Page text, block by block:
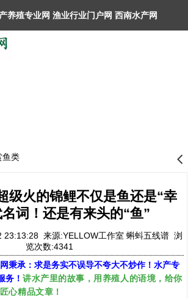
养殖专业网 渔业行业门户网 ​西南水产网
水花网，欢迎光临！
鱼类 󰊒
级火的锦鲤不仅是鱼还是“幸
词！还是有来头的“鱼”
23:13:28 来源:YELLOW工作室 蝌蚪五线谱 浏
览次数:4341
秉承：求是务实不误导不夸大不炒作！水产专
务！ 讲水产里的故事，用养殖人的语境，给你
心精品文章！